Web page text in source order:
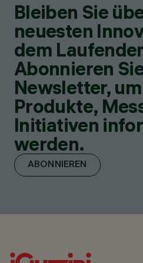
Bleiben Sie
neuesten
dem
Abonnieren
Newsletter,
Produkte,
Initiativen
werden.
ABONNIEREN